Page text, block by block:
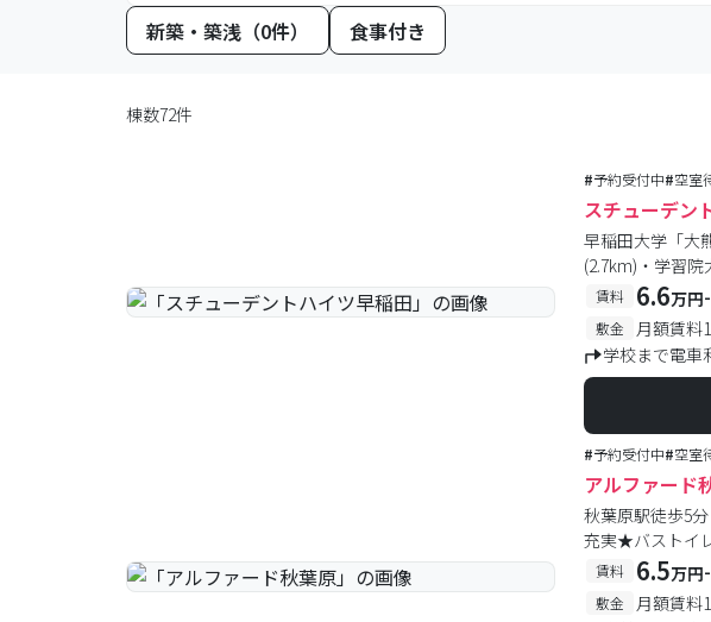
新築・築浅（0件） 食事付き
棟数72件
#予約受付中#空室
スチューデン
早稲田大学「大
(2.7km)・学習
ク・防犯カメ
賃料 6.6万円-
敷金 月額賃料
学校まで電車
#予約受付中#空室
アルファード
秋葉原駅徒歩5
充実★バストイ
賃料 6.5万円-
敷金 月額賃料